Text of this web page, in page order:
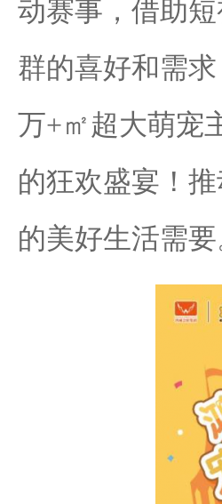
动赛事，借助
群的喜好和需
万+㎡超大萌宠
的狂欢盛宴！
的美好生活需要